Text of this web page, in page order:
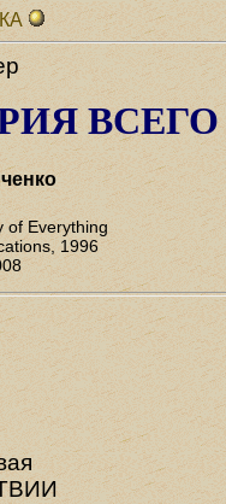
ВСЕГО
of Everything
1996